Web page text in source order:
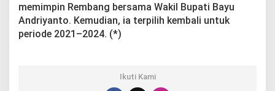
memimpin Rembang bersama Wakil Bupati Bayu
Andriyanto. Kemudian, ia terpilih kembali untuk
periode 2021–2024. (*)
Ikuti Kami